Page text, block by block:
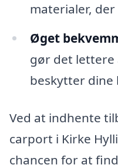
materialer,
Øget
gør det lettere
beskytter dine
Ved at indhente
carport i Kirke
chancen for at